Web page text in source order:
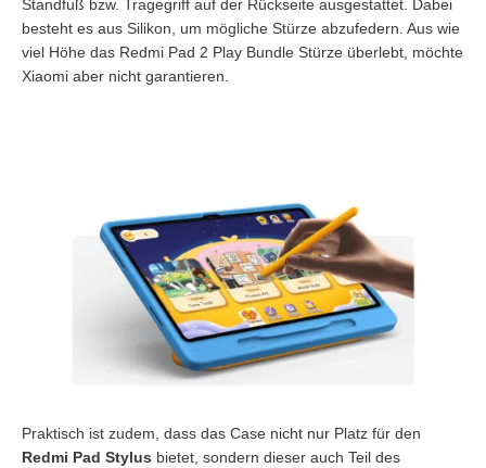
Standfuß bzw. Tragegriff auf der Rückseite ausgestattet. Dabei
besteht es aus Silikon, um mögliche Stürze abzufedern. Aus wie
viel Höhe das Redmi Pad 2 Play Bundle Stürze überlebt, möchte
Xiaomi aber nicht garantieren.
Praktisch ist zudem, dass das Case nicht nur Platz für den
Redmi Pad Stylus bietet, sondern dieser auch Teil des